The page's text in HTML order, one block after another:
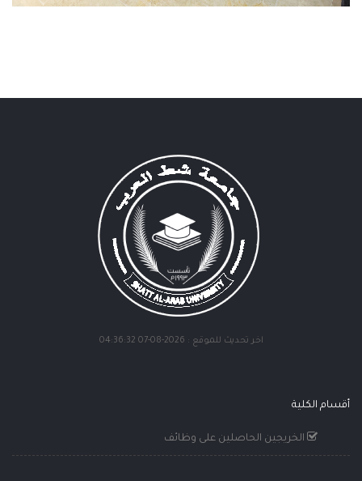
اخر تحديث للموقع : 2026-08-07 04:36:32
أقسام الكلية
الخريجين الحاصلين على وظائف